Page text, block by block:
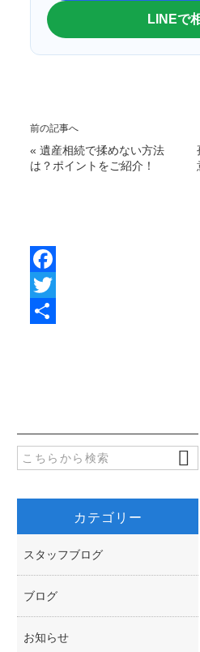
LINEで
前の記事へ
« 遺産相続で揉めない方法
は？ポイントをご紹介！
F
カテゴリー
スタッフブログ
ブログ
お知らせ